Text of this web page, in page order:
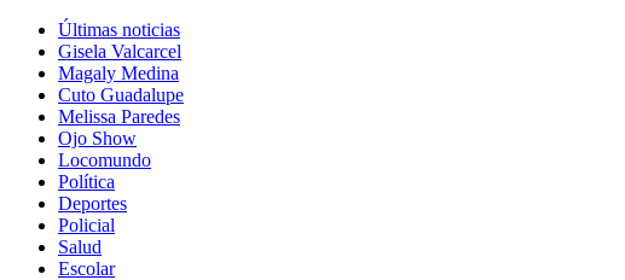
Últimas noticias
Gisela Valcarcel
Magaly Medina
Cuto Guadalupe
Melissa Paredes
Ojo Show
Locomundo
Política
Deportes
Policial
Salud
Escolar